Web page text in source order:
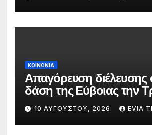
ΚΟΙΝΩΝΙΑ
Απαγόρευση διέλευσης
δάση της Εύβοιας την
Αυγούστου λόγω πολύ
κινδύνου πυρκαγιάς
10 ΑΥΓΟΎΣΤΟΥ, 2026 EVIA